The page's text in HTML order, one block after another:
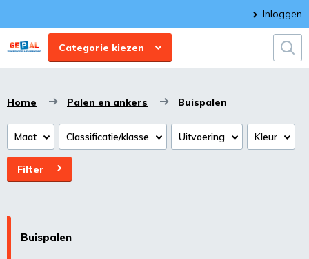
Inloggen
Categorie kiezen
Home Palen en ankers Buispalen
Maat Classificatie/klasse Uitvoering Kleur
Filter
Buispalen